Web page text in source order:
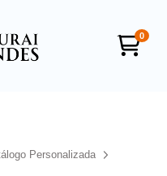
0
Personalizada